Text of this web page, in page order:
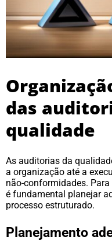
das
qualidade
As auditorias da
a organização até a
não-conformidades.
é fundamental planejar
processo estruturado.
Planejamento